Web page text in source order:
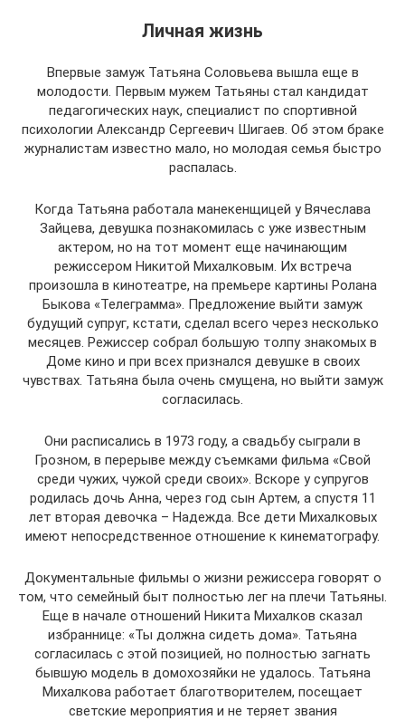
Личная жизнь
Впервые замуж Татьяна Соловьева вышла еще в
молодости. Первым мужем Татьяны стал кандидат
педагогических наук, специалист по спортивной
психологии Александр Сергеевич Шигаев. Об этом браке
журналистам известно мало, но молодая семья быстро
распалась.
Когда Татьяна работала манекенщицей у Вячеслава
Зайцева, девушка познакомилась с уже известным
актером, но на тот момент еще начинающим
режиссером Никитой Михалковым. Их встреча
произошла в кинотеатре, на премьере картины Ролана
Быкова «Телеграмма». Предложение выйти замуж
будущий супруг, кстати, сделал всего через несколько
месяцев. Режиссер собрал большую толпу знакомых в
Доме кино и при всех признался девушке в своих
чувствах. Татьяна была очень смущена, но выйти замуж
согласилась.
Они расписались в 1973 году, а свадьбу сыграли в
Грозном, в перерыве между съемками фильма «Свой
среди чужих, чужой среди своих». Вскоре у супругов
родилась дочь Анна, через год сын Артем, а спустя 11
лет вторая девочка – Надежда. Все дети Михалковых
имеют непосредственное отношение к кинематографу.
Документальные фильмы о жизни режиссера говорят о
том, что семейный быт полностью лег на плечи Татьяны.
Еще в начале отношений Никита Михалков сказал
избраннице: «Ты должна сидеть дома». Татьяна
согласилась с этой позицией, но полностью загнать
бывшую модель в домохозяйки не удалось. Татьяна
Михалкова работает благотворителем, посещает
светские мероприятия и не теряет звания